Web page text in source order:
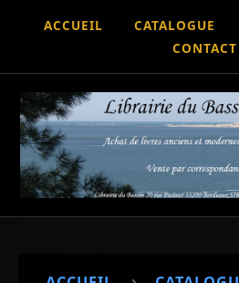
ACCUEIL CATALOGUE
CONTACT